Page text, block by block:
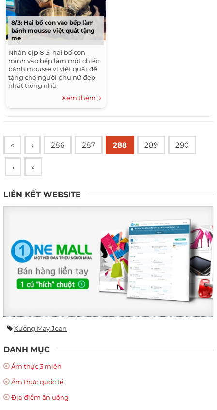
8/3: Hai bố con vào bếp làm
bánh mousse việt quất tặng
mẹ
Nhân dịp 8-3, hai bố con
mình vào bếp làm một chiếc
bánh mousse vị việt quất để
tặng cho người phụ nữ đẹp
nhất trong nhà.
Xem thêm
« ‹ 286 287 288 289 290
› »
LIÊN KẾT WEBSITE
Xưởng May Jean
DANH MỤC
Ẩm thực 3 miền
Ẩm thực quốc tế
Địa điểm ăn uống